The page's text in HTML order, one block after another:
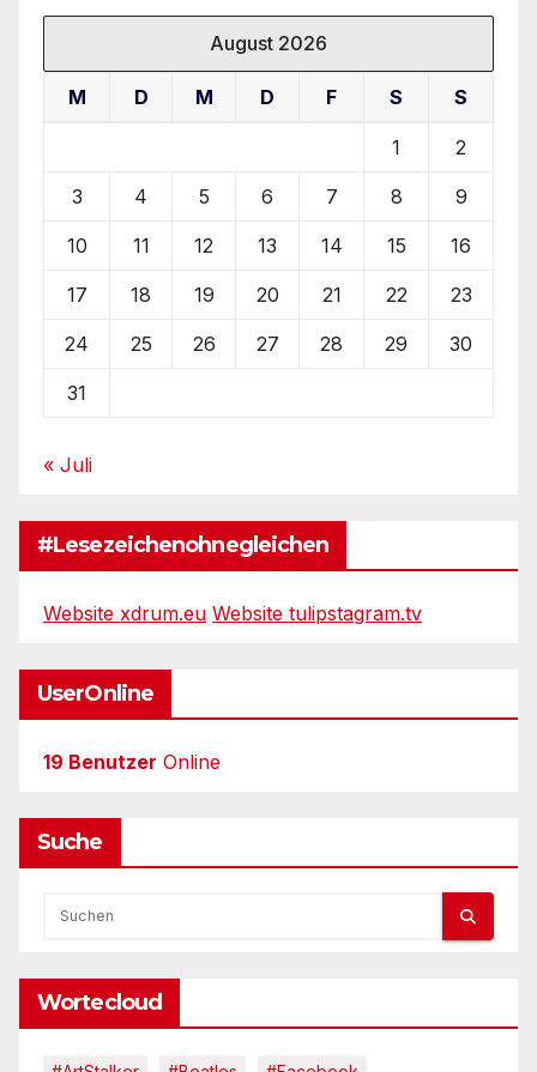
August 2026
M D M D F S S
1 2
3 4 5 6 7 8 9
10 11 12 13 14 15 16
17 18 19 20 21 22 23
24 25 26 27 28 29 30
31
« Juli
#Lesezeichenohnegleichen
Website xdrum.eu Website tulipstagram.tv
UserOnline
19 Benutzer Online
Suche
Wortecloud